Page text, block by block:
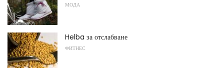
МОДА
Helba за отслабване
ФИТНЕС